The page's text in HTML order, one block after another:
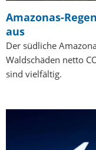
Amazonas-
aus
Der südliche
Waldschäden netto
sind vielfältig.